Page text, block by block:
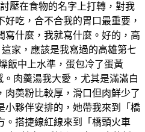
壓在食物的名字上打轉，對我
吃，合不合我的胃口最重要，
寫什麼，我就寫什麼。好的，高
家，應該是我寫過的高雄第七
飯中上水準，蛋包冷了蛋黃
肉羹湯我大愛，尤其是滿滿白
肉𡙡粉比較厚，滑口但肉鮮少了
小夥伴安排的，她帶我來到「橋
。搭捷線紅線來到「橋頭火車